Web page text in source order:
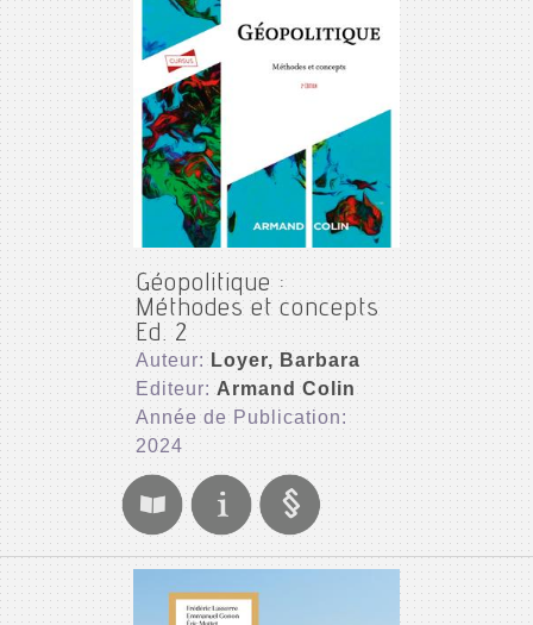
Géopolitique :
Méthodes et concepts
Ed. 2
Auteur: Loyer, Barbara
Editeur:Armand Colin
Année de Publication:
2024